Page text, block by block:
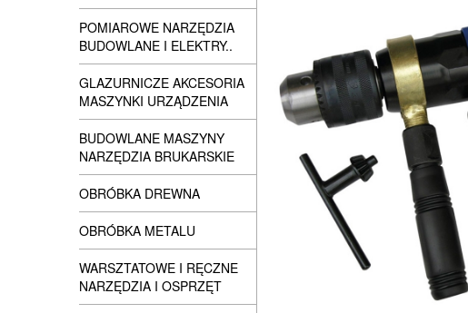
POMIAROWE NARZĘDZIA
BUDOWLANE I ELEKTRY..
GLAZURNICZE AKCESORIA
MASZYNKI URZĄDZENIA
BUDOWLANE MASZYNY
NARZĘDZIA BRUKARSKIE
OBRÓBKA DREWNA
OBRÓBKA METALU
WARSZTATOWE I RĘCZNE
NARZĘDZIA I OSPRZĘT